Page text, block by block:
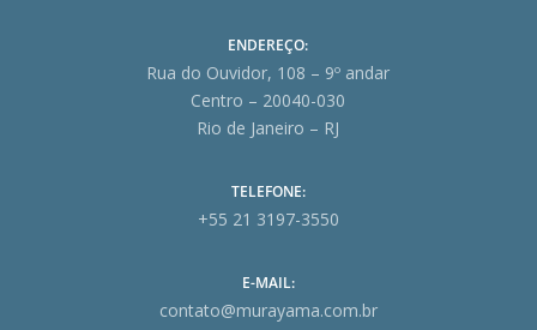
ENDEREÇO:
Rua do Ouvidor, 108 – 9º andar
Centro – 20040-030
Rio de Janeiro – RJ
TELEFONE:
+55 21 3197-3550
E-MAIL:
contato@murayama.com.br